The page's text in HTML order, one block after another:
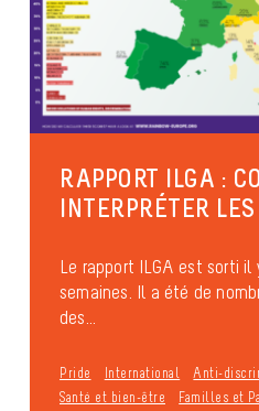
RAPPORT ILGA :
INTERPRÉTER
Le rapport ILGA est sorti il
semaines. Il a été de
des...
Pride International
Anti-
Santé et bien-être
Familles et